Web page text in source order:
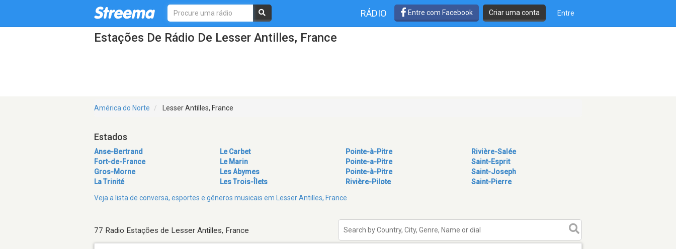
RÁDIO Entre com Facebook Criar uma conta Entre
Estações De Rádio De Lesser Antilles, France
América do Norte Lesser Antilles, France
Estados
Anse-Bertrand
Fort-de-France
Gros-Morne
La Trinité
Le Carbet
Le Marin
Les Abymes
Les Trois-Îlets
Pointe-à-Pitre
Pointe-a-Pitre
Pointe-à-Pitre
Rivière-Pilote
Rivière-Salée
Saint-Esprit
Saint-Joseph
Saint-Pierre
Veja a lista de conversa, esportes e gêneros musicais em Lesser Antilles, France
77 Radio Estações de Lesser Antilles, France